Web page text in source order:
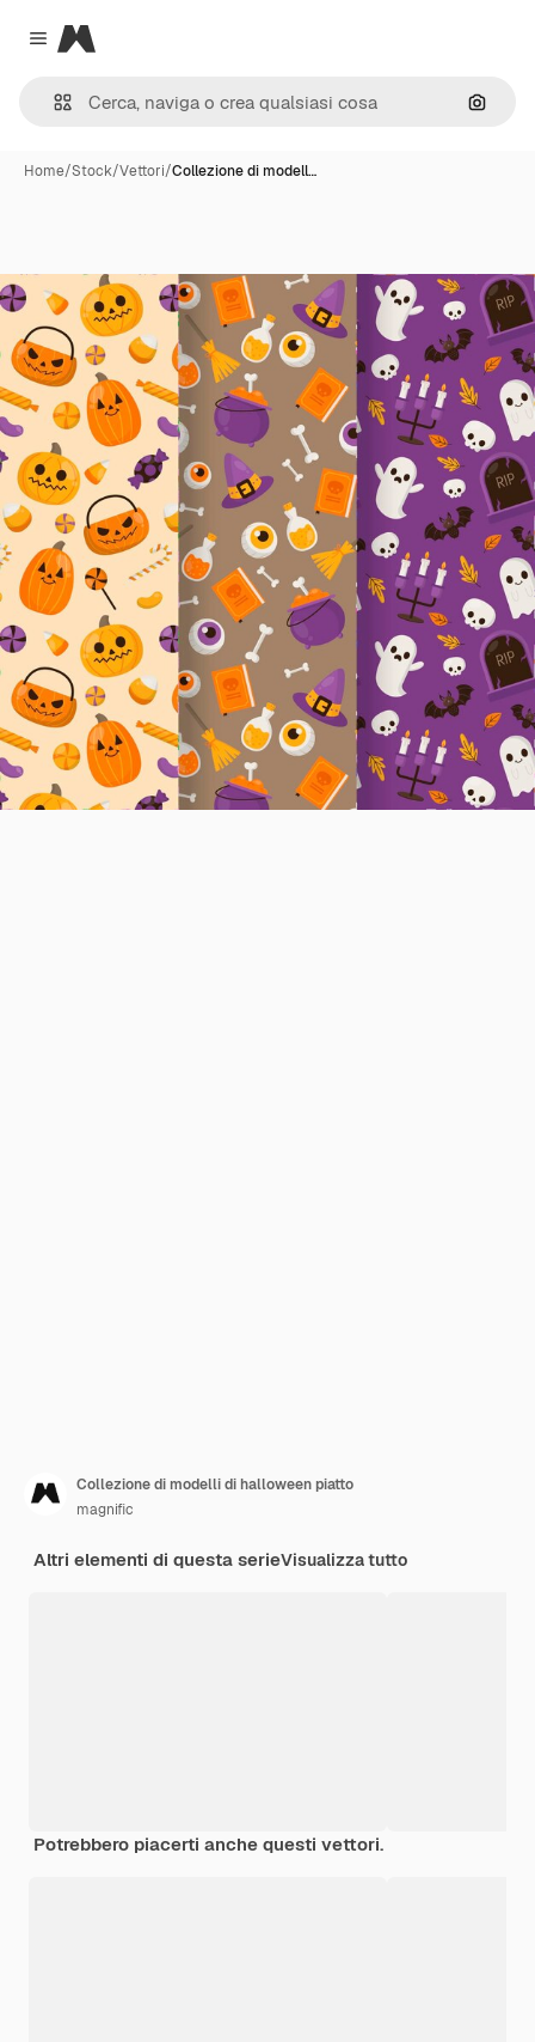
Close menu
Magnific
Cerca
Home/Stock/Vettori/Collezione di modell…
Collezione di modelli di halloween piatto
magnific
Altri elementi di questa serieVisualizza tutto
Potrebbero piacerti anche questi vettori.